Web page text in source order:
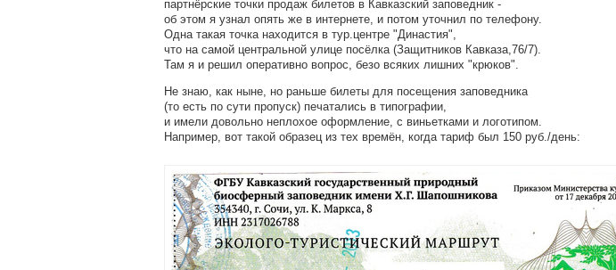
партнёрские точки продаж билетов в Кавказский заповедник -
об этом я узнал опять же в интернете, и потом уточнил по телефону.
Одна такая точка находится в тур.центре "Династия",
что на самой центральной улице посёлка (Защитников Кавказа,76/7).
Там я и решил оперативно вопрос, безо всяких лишних "крюков".
Не знаю, как ныне, но раньше билеты для посещения заповедника
(то есть по сути пропуск) печатались в типографии,
и имели довольно неплохое оформление, с виньетками и логотипом.
Например, вот такой образец из тех времён, когда тариф был 150 руб./день: